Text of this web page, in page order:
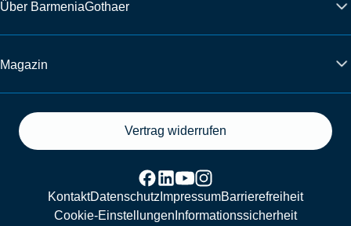
Über BarmeniaGothaer
Magazin
Vertrag widerrufen
KontaktDatenschutz ImpressumBarrierefreiheit
Cookie-Einstellungen Informationssicherheit